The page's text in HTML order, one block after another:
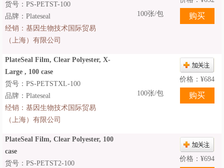
100张/包
货号：PS-PETST-100
品牌：Plateseal
经销： 基因生物技术国际贸易
（上海）有限公司
PlateSeal Film, Clear Polyester, X-
Large , 100 case
100张/包
价格： ¥684
货号：PS-PETSTXL-100
品牌：Plateseal
经销： 基因生物技术国际贸易
（上海）有限公司
PlateSeal Film, Clear Polyester, 100
case
价格： ¥694
货号：PS-PETST2-100